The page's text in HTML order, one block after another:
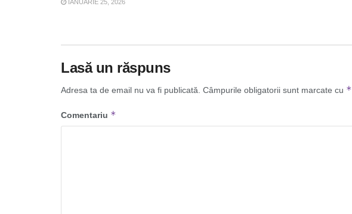
IANUARIE 25, 2026
Lasă un răspuns
Adresa ta de email nu va fi publicată. Câmpurile obligatorii sunt marcate cu *
Comentariu *